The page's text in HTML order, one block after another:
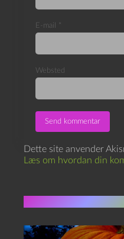
E-mail *
Websted
Dette site anvender
Læs om hvordan din